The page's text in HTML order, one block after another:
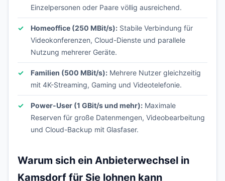
Einzelpersonen oder Paare völlig ausreichend.
Homeoffice (250 MBit/s): Stabile Verbindung für
Videokonferenzen, Cloud-Dienste und parallele
Nutzung mehrerer Geräte.
Familien (500 MBit/s): Mehrere Nutzer gleichzeitig
mit 4K-Streaming, Gaming und Videotelefonie.
Power-User (1 GBit/s und mehr): Maximale
Reserven für große Datenmengen, Videobearbeitung
und Cloud-Backup mit Glasfaser.
Warum sich ein Anbieterwechsel in
Kamsdorf für Sie lohnen kann